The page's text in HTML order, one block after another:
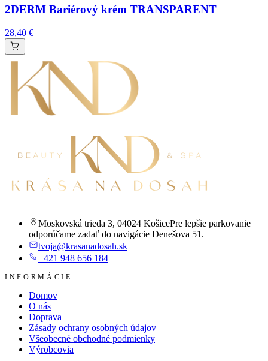
2DERM Bariérový krém TRANSPARENT
28,40 €
Moskovská trieda 3, 04024 KošicePre lepšie parkovanie
odporúčame zadať do navigácie Denešova 51.
tvoja@krasanadosah.sk
+421 948 656 184
INFORMÁCIE
Domov
O nás
Doprava
Zásady ochrany osobných údajov
Všeobecné obchodné podmienky
Výrobcovia